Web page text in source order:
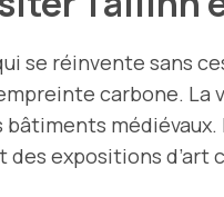
se réinvente sans
carbone. La
bâtiments
des expositions d’art